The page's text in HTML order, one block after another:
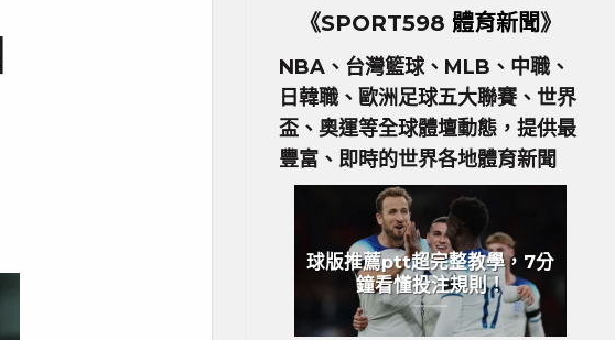
《SPORT598 體育新聞》
NBA、台灣籃球、MLB、中職、
日韓職、歐洲足球五大聯賽、世界
盃、奧運等全球體壇動態，提供最
豐富、即時的世界各地體育新聞
球版推薦ptt超完整教學，7分
鐘看懂投注規則！